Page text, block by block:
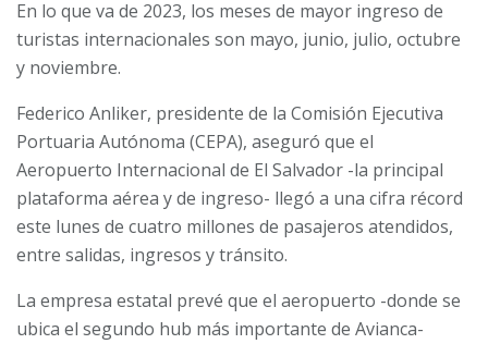
En lo que va de 2023, los meses de mayor ingreso de
turistas internacionales son mayo, junio, julio, octubre
y noviembre.
Federico Anliker, presidente de la Comisión Ejecutiva
Portuaria Autónoma (CEPA), aseguró que el
Aeropuerto Internacional de El Salvador -la principal
plataforma aérea y de ingreso- llegó a una cifra récord
este lunes de cuatro millones de pasajeros atendidos,
entre salidas, ingresos y tránsito.
La empresa estatal prevé que el aeropuerto -donde se
ubica el segundo hub más importante de Avianca-